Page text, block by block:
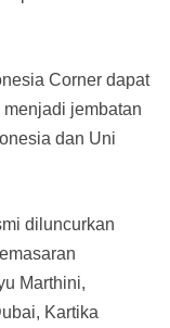
Corner dapat
jembatan
dan Uni
diluncurkan
Marthini,
Kartika